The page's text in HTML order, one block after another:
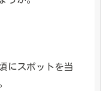
にスポットを当